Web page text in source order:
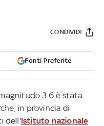
Fonti Preferite
CONDIVIDI
3.6 è stata
in provincia di
dell'Istituto nazionale